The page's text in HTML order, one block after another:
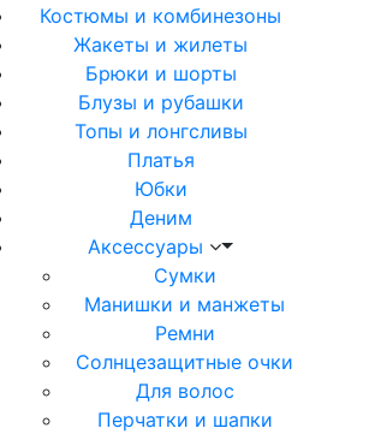
Костюмы и комбинезоны
Жакеты и жилеты
Брюки и шорты
Блузы и рубашки
Топы и лонгсливы
Платья
Юбки
Деним
Аксессуары
Сумки
Манишки и манжеты
Ремни
Солнцезащитные очки
Для волос
Перчатки и шапки